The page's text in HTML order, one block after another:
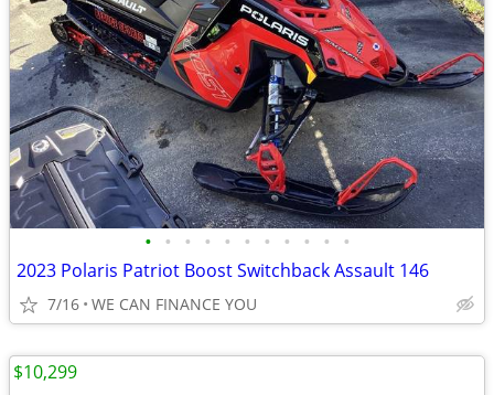
• • • • • • • • • • •
2023 Polaris Patriot Boost Switchback Assault 146
7/16 WE CAN FINANCE YOU
$10,299